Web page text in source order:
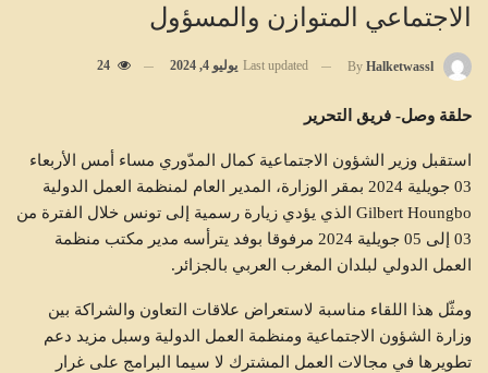
الاجتماعي المتوازن والمسؤول
By Halketwassl
Last updated يوليو 4, 2024 24
حلقة وصل- فريق التحرير
استقبل وزير الشؤون الاجتماعية كمال المدّوري مساء أمس الأربعاء
03 جويلية 2024 بمقر الوزارة، المدير العام لمنظمة العمل الدولية
Gilbert Houngbo الذي يؤدي زيارة رسمية إلى تونس خلال الفترة من
03 إلى 05 جويلية 2024 مرفوقا بوفد يترأسه مدير مكتب منظمة
العمل الدولي لبلدان المغرب العربي بالجزائر.
ومثّل هذا اللقاء مناسبة لاستعراض علاقات التعاون والشراكة بين
وزارة الشؤون الاجتماعية ومنظمة العمل الدولية وسبل مزيد دعم
تطويرها في مجالات العمل المشترك لا سيما البرامج على غرار